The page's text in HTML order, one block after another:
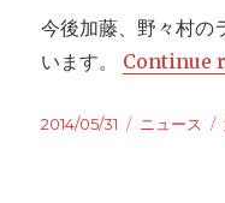
今後加藤、野々村の
います。 Continue
Posted
2014/05/31 ニュース